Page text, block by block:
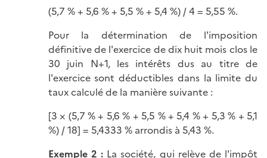
(5,7 % + 5,6 % + 5,5 % + 5,4 %) / 4 = 5,55 %.
Pour la détermination de l'imposition
définitive de l'exercice de dix huit mois clos le
30 juin N+1, les intérêts dus au titre de
l'exercice sont déductibles dans la limite du
taux calculé de la manièresuivante :
[3 × (5,7 % + 5,6 % + 5,5 % + 5,4 % + 5,3 % + 5,1
%) / 18] = 5,4333 % arrondis à 5,43 %.
Exemple 2 : La société, qui relève de l'impôt